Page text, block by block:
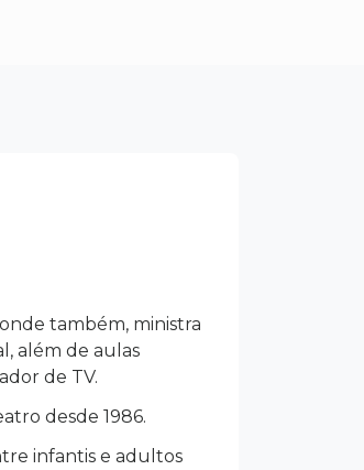
também, ministra
além de aulas
de TV.
desde 1986.
infantis e adultos